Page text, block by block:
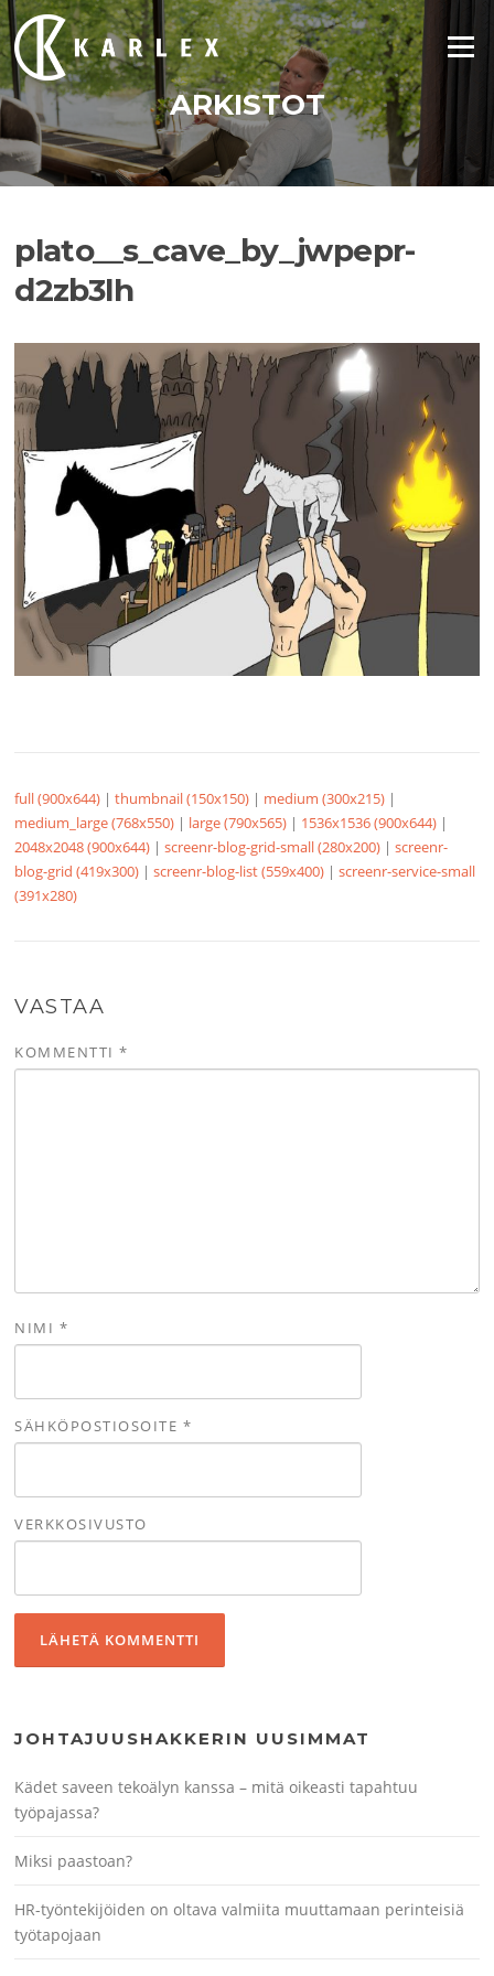
Siirry
suoraan
sisältöön
Valikko
ARKISTOT
plato__s_cave_by_jwpepr-
d2zb3lh
full (900x644) |thumbnail (150x150) | medium (300x215) |
medium_large (768x550) | large (790x565) | 1536x1536 (900x644) |
2048x2048 (900x644) |screenr-blog-grid-small (280x200) |screenr-
blog-grid (419x300) |screenr-blog-list (559x400) |screenr-service-small
(391x280)
VASTAA
KOMMENTTI*
NIMI *
SÄHKÖPOSTIOSOITE *
VERKKOSIVUSTO
JOHTAJUUSHAKKERIN UUSIMMAT
Kädet saveen tekoälyn kanssa – mitä oikeasti tapahtuu
työpajassa?
Miksi paastoan?
HR-työntekijöiden on oltava valmiita muuttamaan perinteisiä
työtapojaan